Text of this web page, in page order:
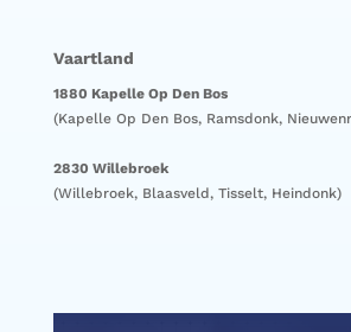
Vaartland
1880 Kapelle Op Den Bos
(Kapelle Op Den Bos, Ramsdonk,
2830 Willebroek
(Willebroek, Blaasveld, Tisselt, Heindonk)